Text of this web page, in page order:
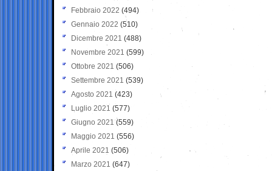
Febbraio 2022 (494)
Gennaio 2022 (510)
Dicembre 2021 (488)
Novembre 2021 (599)
Ottobre 2021 (506)
Settembre 2021 (539)
Agosto 2021 (423)
Luglio 2021 (577)
Giugno 2021(559)
Maggio 2021 (556)
Aprile 2021 (506)
Marzo 2021 (647)